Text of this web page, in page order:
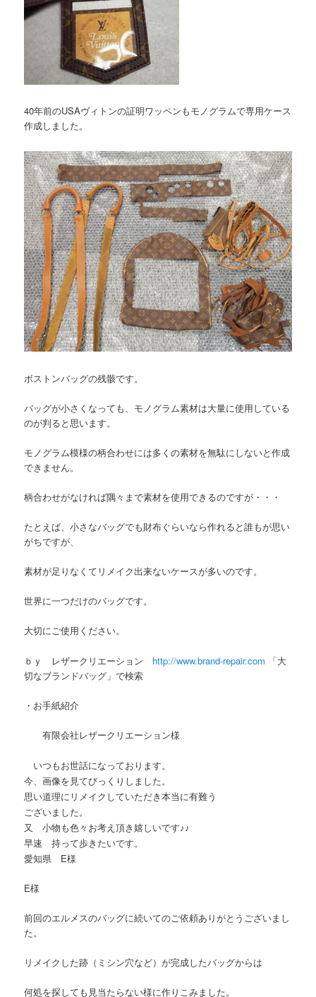
40年前のUSAヴィトンの証明ワッペンもモノグラムで専用ケース
作成しました。
ボストンバッグの残骸です。
バッグが小さくなっても、モノグラム素材は大量に使用している
のが判ると思います。
モノグラム模様の柄合わせには多くの素材を無駄にしないと作成
できません。
柄合わせがなければ隅々まで素材を使用できるのですが・・・
たとえば、小さなバッグでも財布ぐらいなら作れると誰もが思い
がちですが、
素材が足りなくてリメイク出来ないケースが多いのです。
世界に一つだけのバッグです。
大切にご使用ください。
ｂｙ レザークリエーション http://www.brand-repair.com
「大
切なブランドバッグ」で検索
・お手紙紹介
有限会社レザークリエーション様
いつもお世話になっております。
今、画像を見てびっくりしました。
思い道理にリメイクしていただき本当に有難う
ございました。
又 小物も色々お考え頂き嬉しいです♪♪
早速 持って歩きたいです。
愛知県 E様
E様
前回のエルメスのバッグに続いてのご依頼ありがとうございまし
た。
リメイクした跡（ミシン穴など）が完成したバッグからは
何処を探しても見当たらない様に作りこみました。